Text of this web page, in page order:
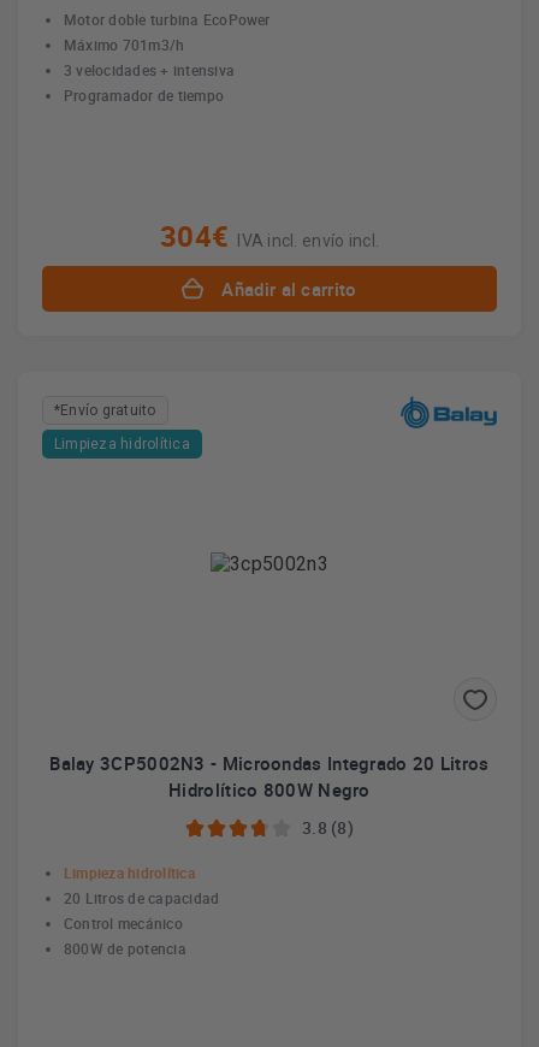
Motor doble turbina EcoPower
Máximo 701m3/h
3 velocidades + intensiva
Programador de tiempo
304€ IVA incl. envío incl.
Añadir al carrito
*Envío gratuito
Limpieza hidrolítica
Balay 3CP5002N3 - Microondas Integrado 20 Litros
Hidrolítico 800W Negro
3.8 (8)
Limpieza hidrolítica
20 Litros de capacidad
Control mecánico
800W de potencia